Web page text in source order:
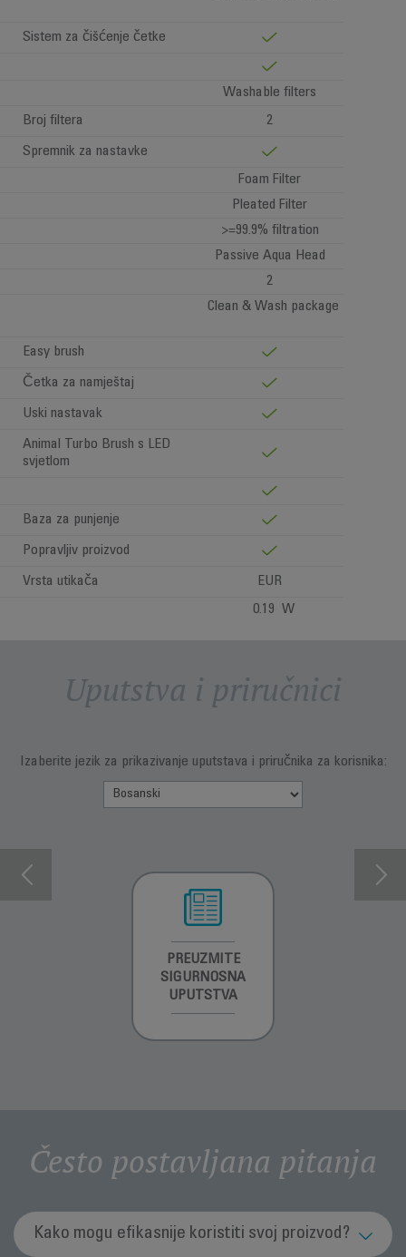
Sistem za čišćenje četke
Washable filters
Broj filtera
2
Spremnik za nastavke
Foam Filter
Pleated Filter
>=99.9% filtration
Passive Aqua Head
2
Clean & Wash package
Easy brush
Četka za namještaj
Uski nastavak
Animal Turbo Brush s LED
svjetlom
Baza za punjenje
Popravljiv proizvod
Vrsta utikača
EUR
0.19 W
Uputstva i priručnici
Izaberite jezik za prikazivanje uputstava i priručnika za korisnika:
PREUZMITE
SIGURNOSNA
UPUTSTVA
Često postavljana pitanja
Kako mogu efikasnije koristiti svoj proizvod?